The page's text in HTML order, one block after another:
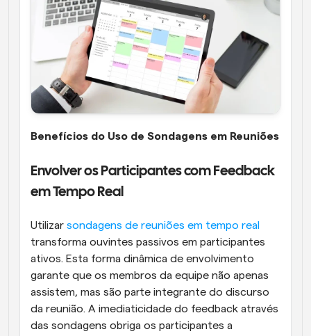
Benefícios do Uso de Sondagens em Reuniões
Envolver os Participantes com Feedback
em Tempo Real
Utilizar sondagens de reuniões em tempo real
transforma ouvintes passivos em participantes
ativos. Esta forma dinâmica de envolvimento
garante que os membros da equipe não apenas
assistem, mas são parte integrante do discurso
da reunião. A imediaticidade do feedback através
das sondagens obriga os participantes a